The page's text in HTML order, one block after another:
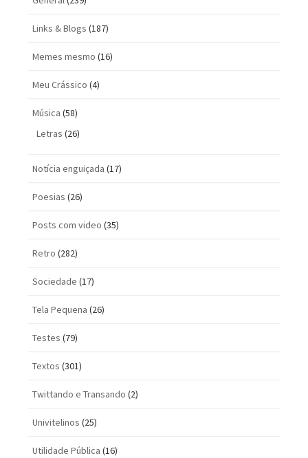
Links & Blogs (187)
Memes mesmo (16)
Meu Crássico (4)
Música (58)
Letras (26)
Notícia enguiçada (17)
Poesias (26)
Posts com vi­deo (35)
Retro (282)
Sociedade (17)
Tela Pequena (26)
Testes (79)
Textos (301)
Twittando e Transando (2)
Univitelinos (25)
Utilidade Pública (16)